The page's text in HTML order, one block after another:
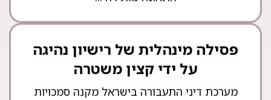
פסילה מינהלית של רישיון נהיגה
על ידי קצין משטרה
מערכת דיני התעבורה בישראל מקנה סמכויות